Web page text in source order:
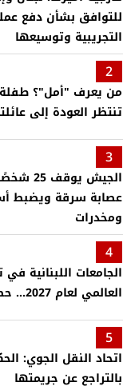
للتوافق بشأن دفع
التجريبية وتوسيعها
2
من يعرف "أمل"؟
تنتظر العودة إلى
3
الجيش
عصابة سرقة ويضبط
ومخدرات
4
العالمي لعام 2027... حضور عالمي وعربي
5
اتحاد النقل الجوي:
بالتراجع عن جريمتها